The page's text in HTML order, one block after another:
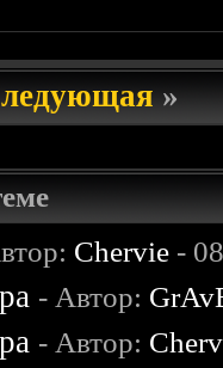
»
Chervie -
- Автор:
- Автор: